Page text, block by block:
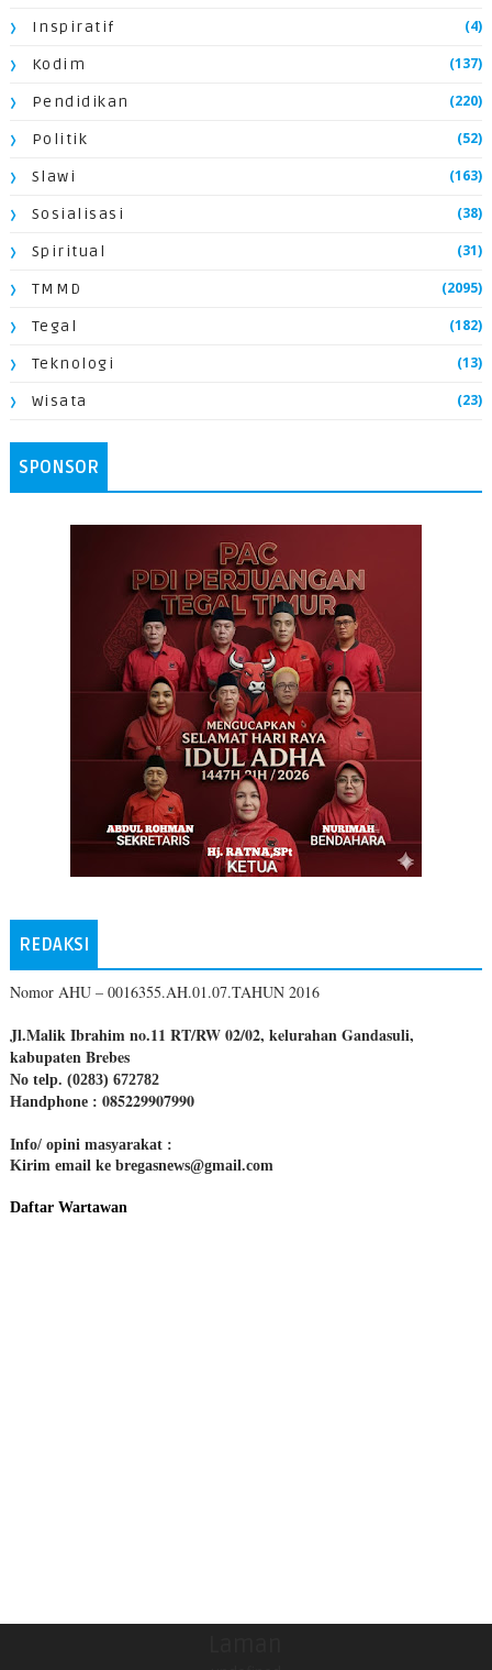
Inspiratif (4)
Kodim (137)
Pendidikan (220)
Politik (52)
Slawi (163)
Sosialisasi (38)
Spiritual (31)
TMMD (2095)
Tegal (182)
Teknologi (13)
Wisata (23)
SPONSOR
REDAKSI
Nomor AHU – 0016355.AH.01.07.TAHUN 2016
Jl.Malik Ibrahim no.11 RT/RW 02/02, kelurahan Gandasuli,
kabupaten Brebes
No telp. (0283) 672782
Handphone : 085229907990
Info/ opini masyarakat :
Kirim email ke bregasnews@gmail.com
Daftar Wartawan